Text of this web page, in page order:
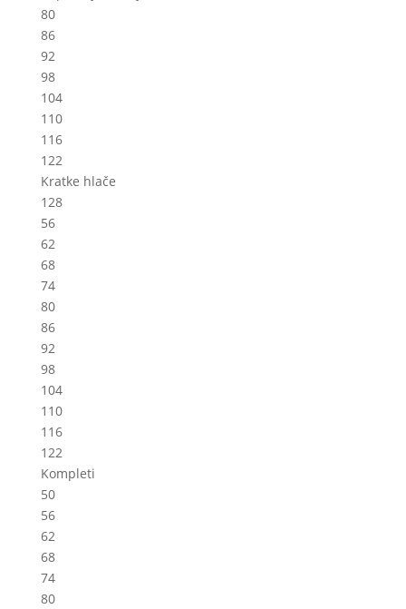
80
86
92
98
104
110
116
122
Kratke hlače
128
56
62
68
74
80
86
92
98
104
110
116
122
Kompleti
50
56
62
68
74
80